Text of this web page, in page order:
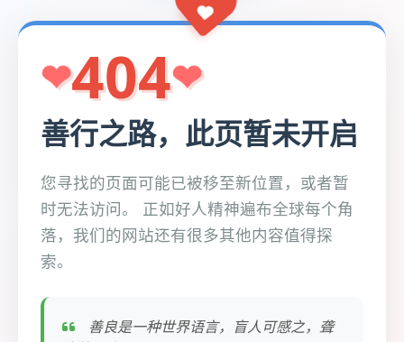
404
善行之路，此页暂未开启
您寻找的页面可能已被移至新位置，或者暂
时无法访问。 正如好人精神遍布全球每个角
落，我们的网站还有很多其他内容值得探
索。
善良是一种世界语言，盲人可感之，聋